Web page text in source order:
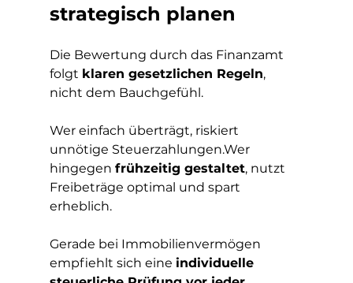
strategisch planen
Die Bewertung durch das Finanzamt
folgt klaren gesetzlichen Regeln,
nicht dem Bauchgefühl.
Wer einfach überträgt, riskiert
unnötige Steuerzahlungen.Wer
hingegen frühzeitig gestaltet, nutzt
Freibeträge optimal und spart
erheblich.
Gerade bei Immobilienvermögen
empfiehlt sich eine individuelle